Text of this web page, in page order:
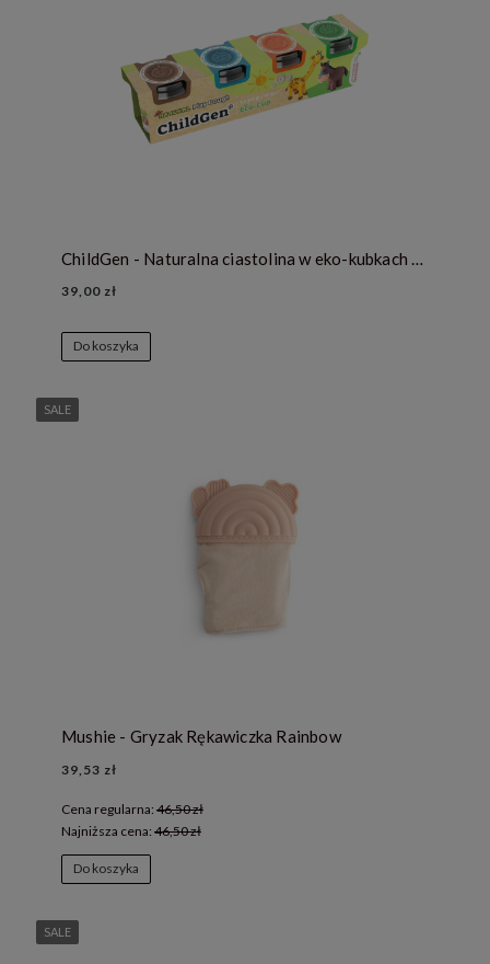
ChildGen - Naturalna ciastolina w eko-kubkach - zestaw 4 kolorów
39,00 zł
Do koszyka
Mushie - Gryzak Rękawiczka Rainbow
39,53 zł
Cena regularna: 46,50 zł
Najniższa cena: 46,50 zł
Do koszyka
SALE
SALE